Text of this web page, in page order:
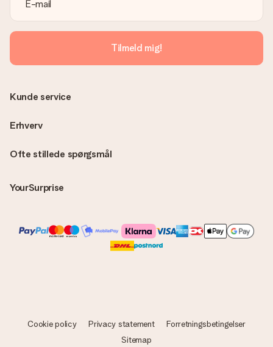
Er fakturaen sendt sammen med ordren?
Ingen faktura sendes med din ordre. Du modtager altid
fakturaen i bekræftelsesemailen, og du kan altid finde den i din
MySurprise-konto. Det betyder at du kan få gaven leveret
direkte til modtageren, hvilket gør det til en sand
overraskelse!
Tilmeld mig!
Ofte stillede spørgsmål
YourSurprise
Kunde service
Erhverv
Cookie policy Privacy statement
Forretningsbetingelser
Sitemap